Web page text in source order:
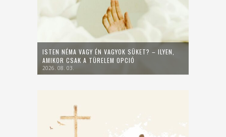
ISTEN NÉMA VAGY ÉN VAGYOK SÜKET? – ILYEN,
AMIKOR CSAK A TÜRELEM OPCIÓ
2026. 08. 03.